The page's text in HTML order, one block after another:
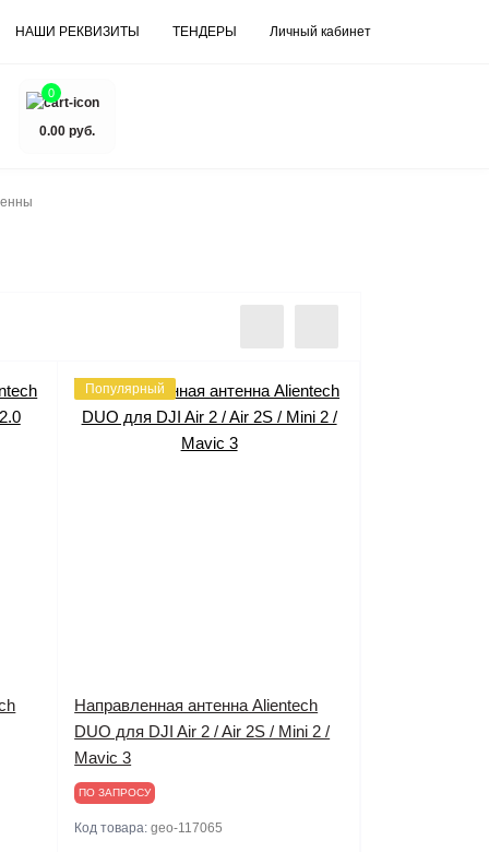
НАШИ РЕКВИЗИТЫ ТЕНДЕРЫ Личный кабинет
0
0.00 руб.
Популярный
Направленная антенна Alientech
DUO для DJI Air 2 / Air 2S / Mini 2 /
Mavic 3
ПО ЗАПРОСУ
Код товара:geo-117065